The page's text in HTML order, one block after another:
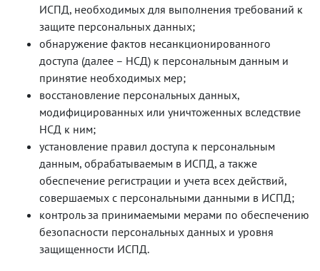
ИСПД, необходимых для выполнения требований к
защите персональных данных;
обнаружение фактов несанкционированного
доступа (далее – НСД) к персональным данным и
принятие необходимых мер;
восстановление персональных данных,
модифицированных или уничтоженных вследствие
НСД к ним;
установление правил доступа к персональным
данным, обрабатываемым в ИСПД, а также
обеспечение регистрации и учета всех действий,
совершаемых с персональными данными в ИСПД;
контроль за принимаемыми мерами по обеспечению
безопасности персональных данных и уровня
защищенности ИСПД.